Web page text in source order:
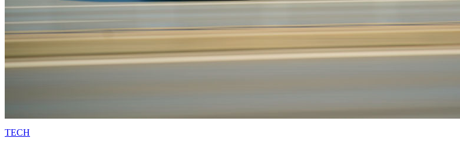
TECH